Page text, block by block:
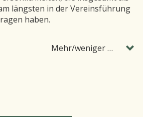
längsten in der Vereinsführung
haben.
Mehr/weniger …